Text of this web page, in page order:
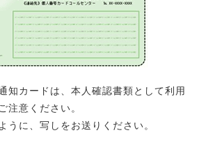
知カードは、本人確認書類として利用
注意ください。
うに、写しをお送りください。